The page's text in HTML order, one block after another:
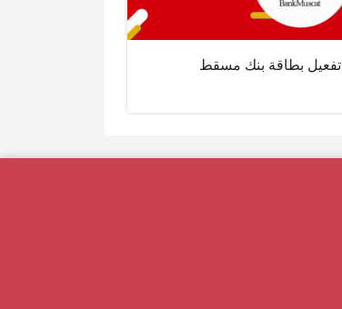
تفعيل بطاقة بنك مسقط